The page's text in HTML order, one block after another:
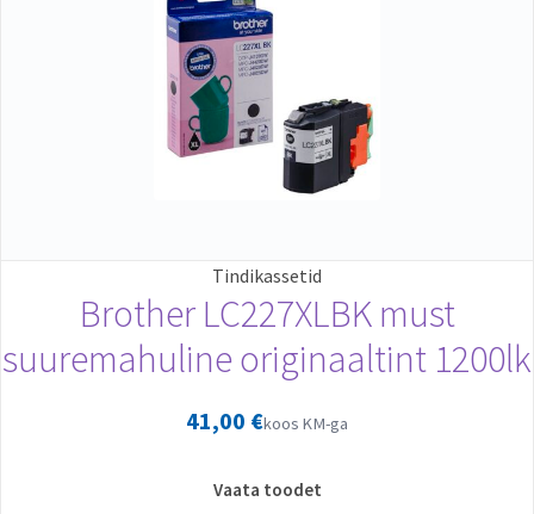
Tindikassetid
Brother LC227XLBK must
suuremahuline originaaltint 1200lk
41,00 €koos KM-ga
Vaata toodet